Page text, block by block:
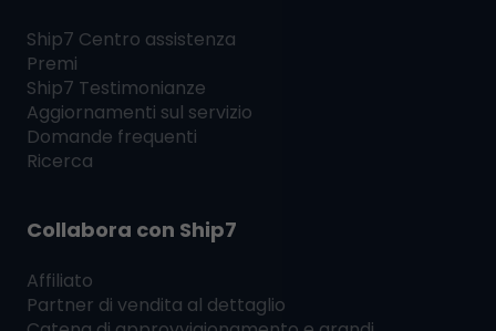
Ship7 Centro assistenza
Premi
Ship7 Testimonianze
Aggiornamenti sul servizio
Domande frequenti
Ricerca
Collabora con Ship7
Affiliato
Partner di vendita al dettaglio